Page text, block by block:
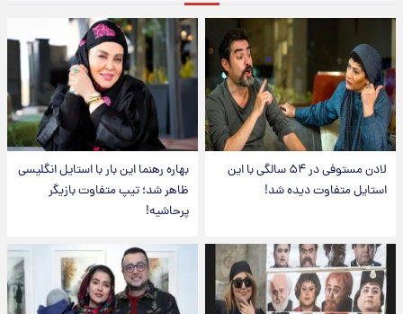
لادن مستوفی در ۵۴ سالگی با این
استایل متفاوت دیده شد!
بهاره رهنما این بار با استایل انگلیسی
ظاهر شد؛ تیپ متفاوت بازیگر
پرحاشیه!